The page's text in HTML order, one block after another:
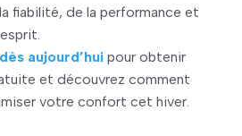
fiabilité, de la performance et
aujourd’huipour obtenir
et découvrez comment
votre confort cet hiver.